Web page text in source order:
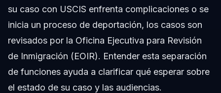
su caso con USCIS enfrenta complicaciones o se
inicia un proceso de deportación, los casos son
revisados por la Oficina Ejecutiva para Revisión
de Inmigración (EOIR). Entender esta separación
de funciones ayuda a clarificar qué esperar sobre
el estado de su caso y las audiencias.